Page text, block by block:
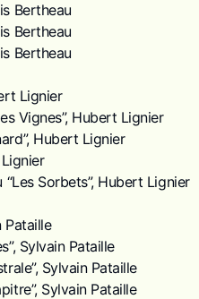
Bertheau
Bertheau
Bertheau
Lignier
Vignes”, Hubert Lignier
Hubert Lignier
Sorbets”, Hubert Lignier
Pataille
Sylvain Pataille
Sylvain Pataille
Sylvain Pataille